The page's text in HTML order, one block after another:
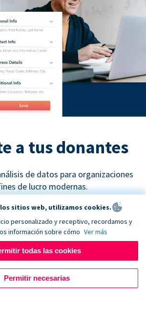
a tus donantes
de datos para organizaciones
de lucro modernas.
Analytics
son los canales de recaudación de
y empieza a tomar decisiones
sitios web, utilizamos cookies.
personalizado y receptivo, recordamos y
información sobre cómo Ver más
todas las cookies
Permitir necesarias